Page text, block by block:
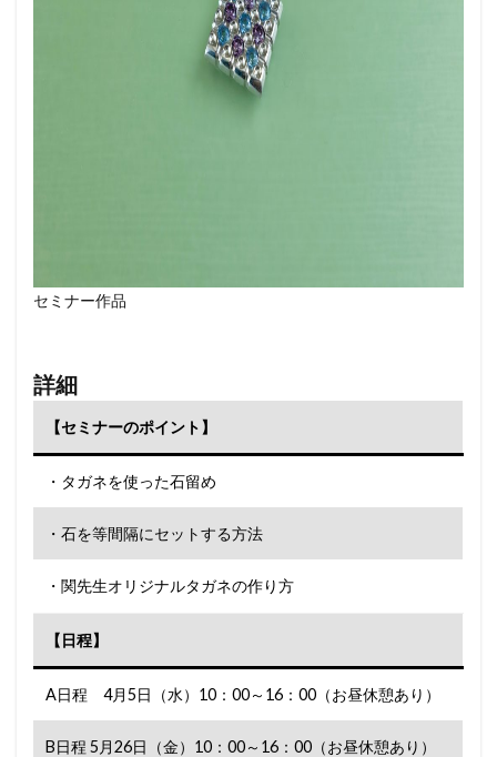
セミナー作品
詳細
【セミナーのポイント】
・タガネを使った石留め
・石を等間隔にセットする方法
・関先生オリジナルタガネの作り方
【日程】
A日程 4月5日（水）10：00～16：00（お昼休憩あり）
B日程 5月26日（金）10：00～16：00（お昼休憩あり）